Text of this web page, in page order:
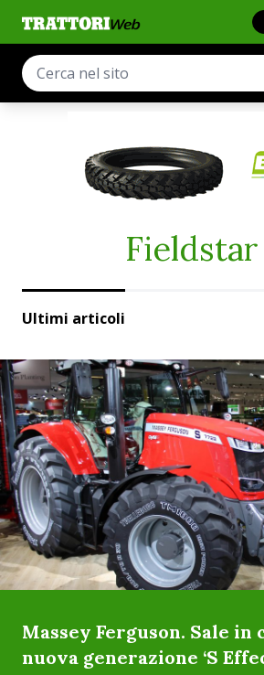
Fieldstar
Ultimi articoli
Massey Ferguson. Sale in
nuova generazione ‘S